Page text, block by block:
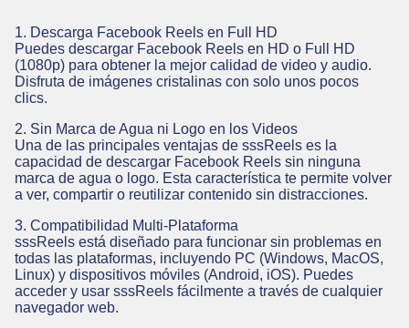
1. Descarga Facebook Reels en Full HD
Puedes descargar Facebook Reels en HD o Full HD
(1080p) para obtener la mejor calidad de video y audio.
Disfruta de imágenes cristalinas con solo unos pocos
clics.
2. Sin Marca de Agua ni Logo en los Videos
Una de las principales ventajas de sssReels es la
capacidad de descargar Facebook Reels sin ninguna
marca de agua o logo. Esta característica te permite volver
a ver, compartir o reutilizar contenido sin distracciones.
3. Compatibilidad Multi-Plataforma
sssReels está diseñado para funcionar sin problemas en
todas las plataformas, incluyendo PC (Windows, MacOS,
Linux) y dispositivos móviles (Android, iOS). Puedes
acceder y usar sssReels fácilmente a través de cualquier
navegador web.